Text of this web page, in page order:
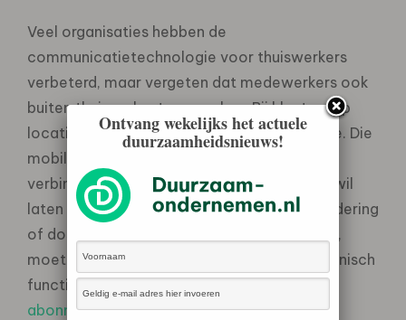
Veel organisaties hebben de
communicatietechnologie voor thuiswerkers
verbeterd, maar vergeten dat medewerkers ook
buiten thuis en kantoor werken. Bij klanten, op
locatie, in de trein of in een coworkingspace. Die
mobiliteit vraagt om betrouwbare mobiele
verbindingen. Wie medewerkers op locatie wil
laten werken zonder dat ze voor elke vergadering
of dossiercheck terug moeten naar kantoor,
moet zorgen dat die mobiele werkplek technisch
functioneert. EenOdido zakelijk telefoon
abonnementkan daarbij passen voor
Ontvang wekelijks het actuele
duurzaamheidsnieuws!